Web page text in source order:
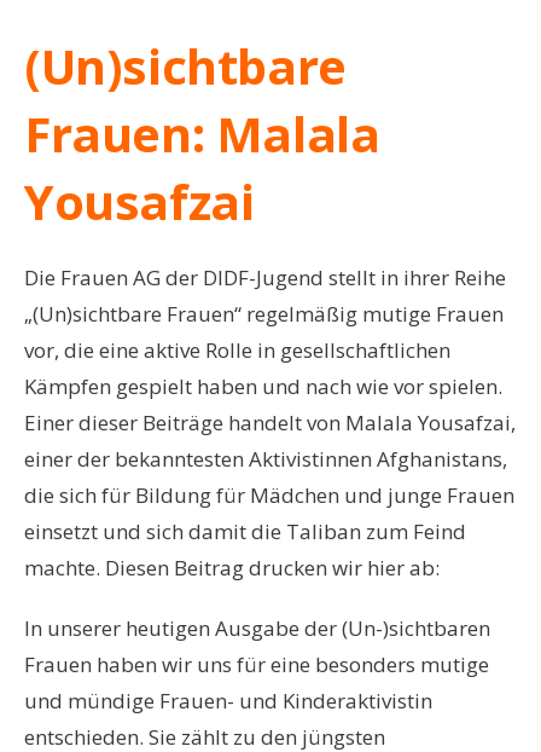
(Un)sichtbare
Frauen: Malala
Yousafzai
Die Frauen AG der DIDF-Jugend stellt in ihrer Reihe
„(Un)sichtbare Frauen“ regelmäßig mutige Frauen
vor, die eine aktive Rolle in gesellschaftlichen
Kämpfen gespielt haben und nach wie vor spielen.
Einer dieser Beiträge handelt von Malala Yousafzai,
einer der bekanntesten Aktivistinnen Afghanistans,
die sich für Bildung für Mädchen und junge Frauen
einsetzt und sich damit die Taliban zum Feind
machte. Diesen Beitrag drucken wir hier ab:
In unserer heutigen Ausgabe der (Un-)sichtbaren
Frauen haben wir uns für eine besonders mutige
und mündige Frauen- und Kinderaktivistin
entschieden. Sie zählt zu den jüngsten